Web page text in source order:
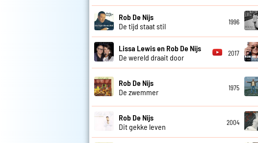
Rob De Nijs
De tijd staat stil
1996
Lissa Lewis en Rob De Nijs
De wereld draait door
2017
Rob De Nijs
De zwemmer
1975
Rob De Nijs
Dit gekke leven
2004